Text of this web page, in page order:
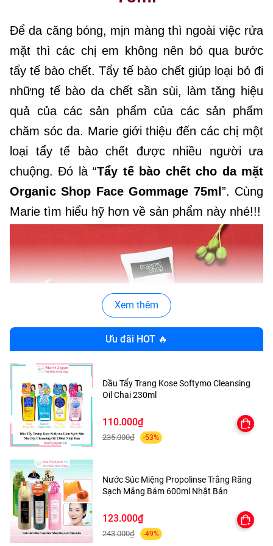
Để da căng bóng, mịn màng thì ngoài việc rửa
mặt thì các chị em không nên bỏ qua bước
tẩy tế bào chết. Tẩy tế bào chết giúp loại bỏ đi
những tế bào da chết sần sùi, làm tăng hiệu
quả của các sản phẩm của các sản phẩm
chăm sóc da. Marie giới thiệu đến các chị một
loại tẩy tế bào chết được nhiều người ưa
chuộng. Đó là “Tẩy tế bào chết cho da mặt
Organic Shop Face Gommage 75ml”. Cùng
Marie tìm hiểu hỹ hơn về sản phẩm này nhé!!!
THÔNG TIN CƠ BẢN CỦA TẨY
TẾ BÀO CHẾT ORGANIC SHOP
Xem thêm
Ưu đãi HOT 🔥
Dầu Tẩy Trang Kose Softymo Cleansing
Oil Chai 230ml
110.000₫
235.000₫ -53%
Nước Súc Miệng Propolinse Trắng Răng
Sạch Mảng Bám 600ml Nhật Bản
123.000₫
243.000₫ -49%